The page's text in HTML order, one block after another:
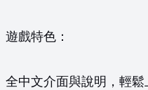
遊戲特色：
全中文介面與說明，輕鬆